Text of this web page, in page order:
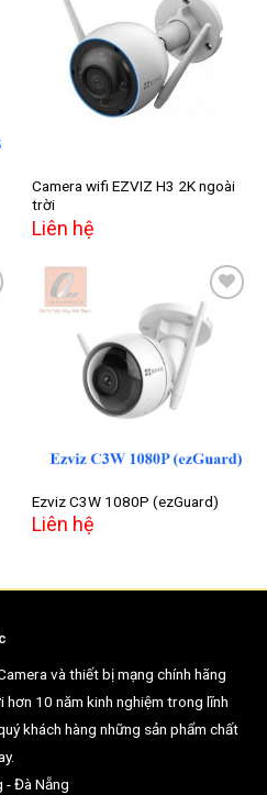
Add to
wishlist
Camera wifi EZVIZ H3 2K ngoài
trời
Liên hệ
Ezviz C3W 1080P (ezGuard)
Liên hệ
và thiết bị mạng chính hãng
10 năm kinh nghiệm trong lĩnh
khách hàng những sản phẩm chất
- Đà Nẵng